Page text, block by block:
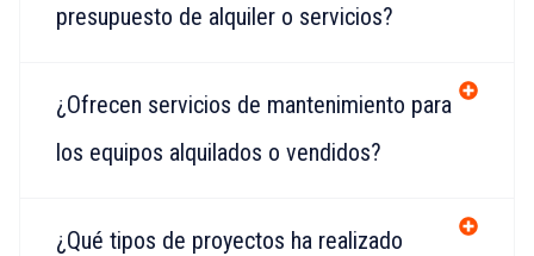
presupuesto de alquiler o servicios?
¿Ofrecen servicios de mantenimiento para
los equipos alquilados o vendidos?
¿Qué tipos de proyectos ha realizado